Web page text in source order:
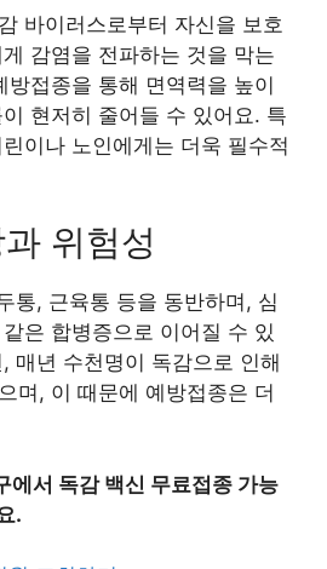
바이러스로부터 자신을 보호
감염을 전파하는 것을 막는
접종을 통해 면역력을 높이
현저히 줄어들 수 있어요. 특
이나 노인에게는 더욱 필수적
위험성
통, 근육통 등을 동반하며, 심
은 합병증으로 이어질 수 있
매년 수천명이 독감으로 인해
며, 이 때문에 예방접종은 더
에서 독감 백신 무료접종 가능
.